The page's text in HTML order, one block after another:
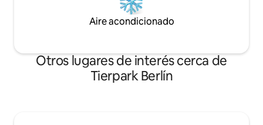
Aire acondicionado
Otros lugares de interés cerca de
Tierpark Berlín